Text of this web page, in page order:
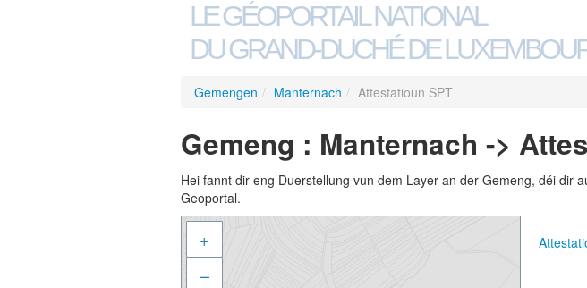
LE GÉOPORTAIL NATIONAL
DU GRAND-DUCHÉ DE
Gemengen / Manternach / Attestatioun SPT
Gemeng : Manternach ->
Hei fannt dir eng Duerstellung vun dem Layer an der Gemeng, déi dir
Geoportal.
+
–